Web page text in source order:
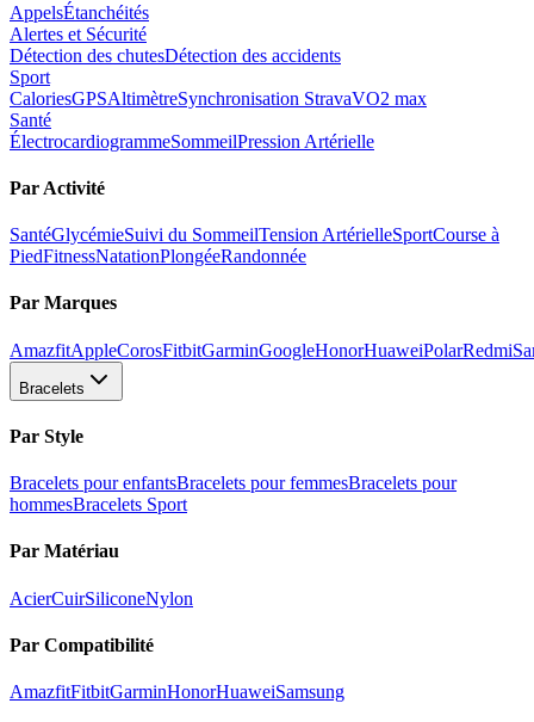
AppelsÉtanchéités
Alertes et Sécurité
Détection des chutesDétection des accidents
Sport
CaloriesGPSAltimètreSynchronisation StravaVO2 max
Santé
ÉlectrocardiogrammeSommeilPression Artérielle
Par Activité
SantéGlycémieSuivi du SommeilTension ArtérielleSportCourse à
PiedFitnessNatationPlongéeRandonnée
Par Marques
AmazfitAppleCorosFitbitGarminGoogleHonorHuaweiPolarRedmi
Bracelets
Par Style
Bracelets pour enfantsBracelets pour femmesBracelets pour
hommesBracelets Sport
Par Matériau
AcierCuirSiliconeNylon
Par Compatibilité
AmazfitFitbitGarminHonorHuaweiSamsung